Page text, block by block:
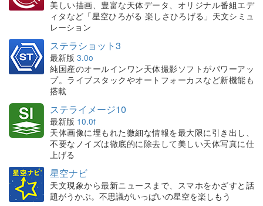
美しい描画、豊富な天体データ、オリジナル番組エデ
ィタなど「星空ひろがる 楽しさひろげる」天文シミュ
レーション
ステラショット3
最新版 3.0o
純国産のオールインワン天体撮影ソフトがパワーアッ
プ。ライブスタックやオートフォーカスなど新機能も
搭載
ステライメージ10
最新版 10.0f
天体画像に埋もれた微細な情報を最大限に引き出し、
不要なノイズは徹底的に除去して美しい天体写真に仕
上げる
星空ナビ
天文現象から最新ニュースまで、スマホをかざすと話
題がうかぶ。不思議がいっぱいの星空を楽しもう